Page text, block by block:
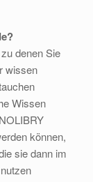
denen Sie
wissen
Wissen
können,
sie dann im